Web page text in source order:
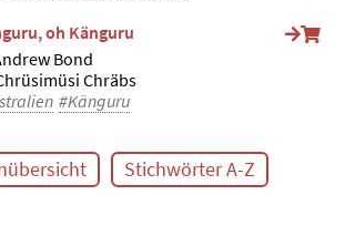
oh Känguru
Bond
Chräbs
#Känguru
Stichwörter A-Z